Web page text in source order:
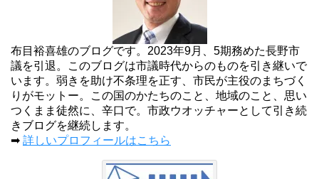
布目裕喜雄のブログです。2023年9月、5期務めた長野市
議を引退。このブログは市議時代からのものを引き継いで
います。弱きを助け不条理を正す、市民が主役のまちづく
りがモットー。この国のかたちのこと、地域のこと、思い
つくまま徒然に、辛口で。市政ウオッチャーとして引き続
きブログを継続します。
➡ 詳しいプロフィールはこちら